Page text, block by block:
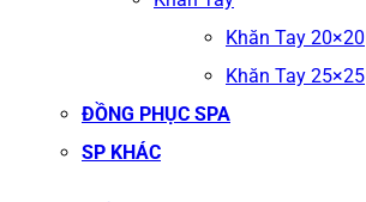
Khăn Tay 20×20
Khăn Tay 25×25
ĐỒNG PHỤC SPA
SP KHÁC